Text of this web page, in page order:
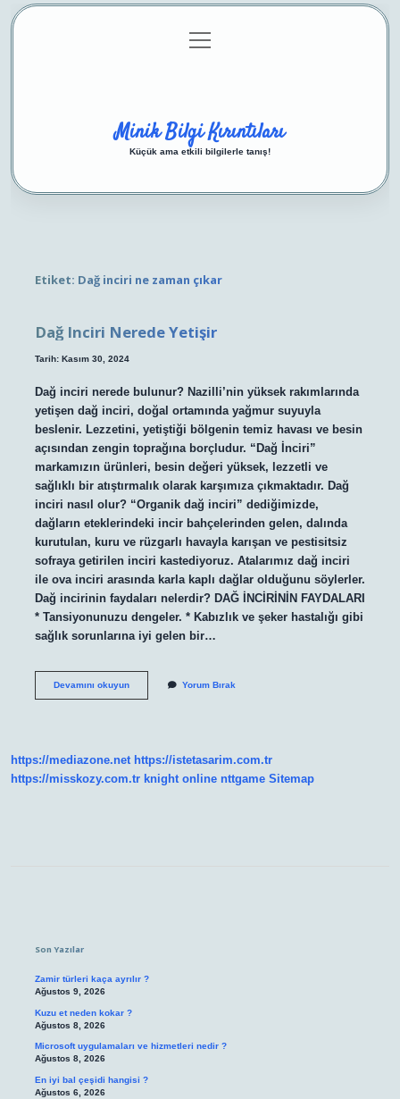
Gizlilik Politikası
menüyü
aç
Minik Bilgi Kırıntıları
Küçük ama etkili bilgilerle tanış!
Etiket: Dağ inciri ne zaman çıkar
Dağ Inciri Nerede Yetişir
Tarih: Kasım 30, 2024
Dağ inciri nerede bulunur? Nazilli’nin yüksek rakımlarında
yetişen dağ inciri, doğal ortamında yağmur suyuyla
beslenir. Lezzetini, yetiştiği bölgenin temiz havası ve besin
açısından zengin toprağına borçludur. “Dağ İnciri”
markamızın ürünleri, besin değeri yüksek, lezzetli ve
sağlıklı bir atıştırmalık olarak karşımıza çıkmaktadır. Dağ
inciri nasıl olur? “Organik dağ inciri” dediğimizde,
dağların eteklerindeki incir bahçelerinden gelen, dalında
kurutulan, kuru ve rüzgarlı havayla karışan ve pestisitsiz
sofraya getirilen inciri kastediyoruz. Atalarımız dağ inciri
ile ova inciri arasında karla kaplı dağlar olduğunu söylerler.
Dağ incirinin faydaları nelerdir? DAĞ İNCİRİNİN FAYDALARI
* Tansiyonunuzu dengeler. * Kabızlık ve şeker hastalığı gibi
sağlık sorunlarına iyi gelen bir…
Devamını okuyunDağ
Yorum Bırak
https://mediazone.net https://istetasarim.com.tr
https://misskozy.com.tr knight online nttgame Sitemap
Son Yazılar
Zamir türleri kaça ayrılır ?
Ağustos 9, 2026
Kuzu et neden kokar ?
Ağustos 8, 2026
Microsoft uygulamaları ve hizmetleri nedir ?
Ağustos 8, 2026
En iyi bal çeşidi hangisi ?
Ağustos 6, 2026